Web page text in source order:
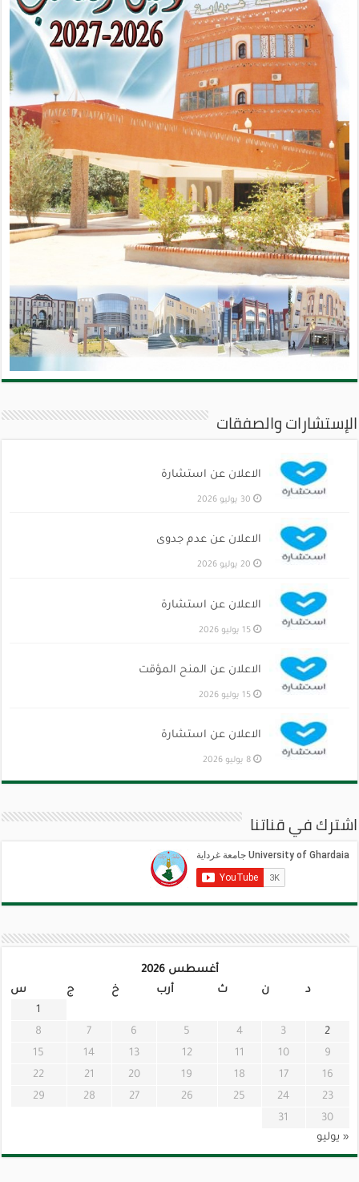
الإستشارات والصفقات
الاعلان عن استشارة
30 يوليو 2026
الاعلان عن عدم جدوى
20 يوليو 2026
الاعلان عن استشارة
15 يوليو 2026
الاعلان عن المنح المؤقت
15 يوليو 2026
الاعلان عن استشارة
8 يوليو 2026
اشترك في قناتنا
أغسطس 2026
د
ن ث أرب خ ج
س
1
2
3
4
5
6
7
8
9
10
11
12
13
14
15
16
17
18
19
20
21
22
23
24
25
26
27
28
29
30
31
« يوليو